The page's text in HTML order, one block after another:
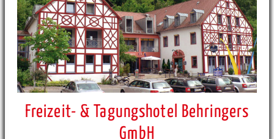
Freizeit- & Tagungshotel Behringers
GmbH